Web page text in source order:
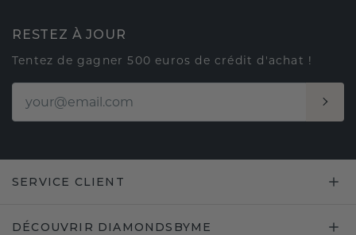
RESTEZ À JOUR
Tentez de gagner 500 euros de crédit d'achat !
SERVICE CLIENT
DÉCOUVRIR DIAMONDSBYME